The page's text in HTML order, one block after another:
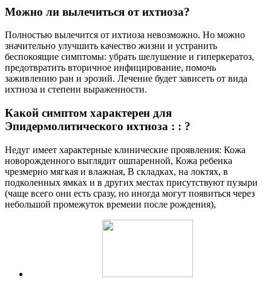
Можно ли вылечиться от ихтиоза?
Полностью вылечится от ихтиоза невозможно. Но можно
значительно улучшить качество жизни и устранить
беспокоящие симптомы: убрать шелушение и гиперкератоз,
предотвратить вторичное инфицирование, помочь
заживлению ран и эрозий. Лечение будет зависеть от вида
ихтиоза и степени выраженности.
Какой симптом характерен для
Эпидермолитического ихтиоза : : ?
Недуг имеет характерные клинические проявления: Кожа
новорожденного выглядит ошпаренной, Кожа ребенка
чрезмерно мягкая и влажная, В складках, на локтях, в
подколенных ямках и в других местах присутствуют пузыри
(чаще всего они есть сразу, но иногда могут появиться через
небольшой промежуток времени после рождения),